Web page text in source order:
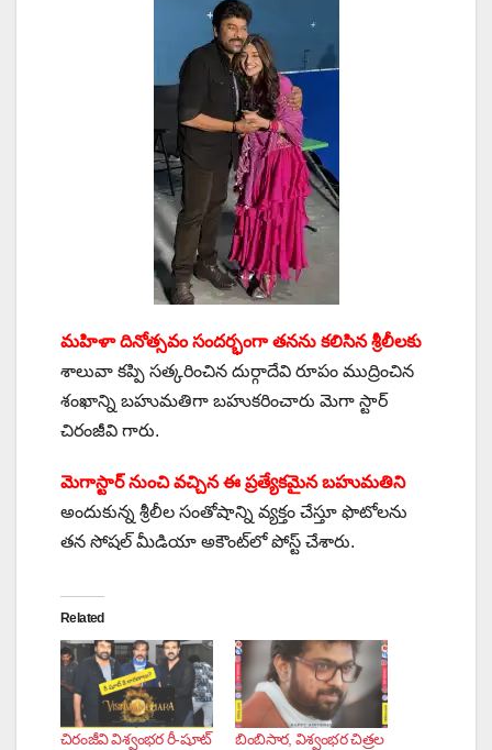
మ‌హిళా దినోత్స‌వం సంద‌ర్భంగా త‌న‌ను క‌లిసిన శ్రీలీల‌కు
శాలువా క‌ప్పి స‌త్క‌రించిన దుర్గాదేవి రూపం ముద్రించిన
శంఖాన్ని బ‌హుమ‌తిగా బ‌హుక‌రించారు మెగా స్టార్
చిరంజీవి గారు.
మెగాస్టార్ నుంచి వ‌చ్చిన ఈ ప్ర‌త్యేక‌మైన బ‌హుమ‌తిని
అందుకున్న‌ శ్రీలీల సంతోషాన్ని వ్య‌క్తం చేస్తూ ఫొటోల‌ను
త‌న సోష‌ల్ మీడియా అకౌంట్‌లో పోస్ట్ చేశారు.
Related
చిరంజీవి విశ్వంభర రీ-షూట్
బింబిసార, విశ్వంభర చిత్రల